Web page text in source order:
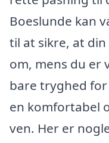
Boeslunde kan
til at sikre, at
om, mens du er
bare tryghed for
en komfortabel
ven. Her er